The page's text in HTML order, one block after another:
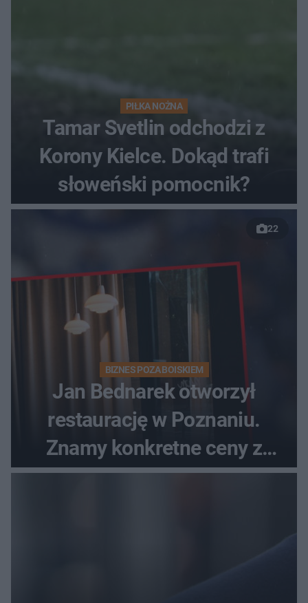
PIŁKA NOŻNA
Tamar Svetlin odchodzi z
Korony Kielce. Dokąd trafi
słoweński pomocnik?
22
BIZNES POZA BOISKIEM
Jan Bednarek otworzył
restaurację w Poznaniu.
Znamy konkretne ceny z
menu